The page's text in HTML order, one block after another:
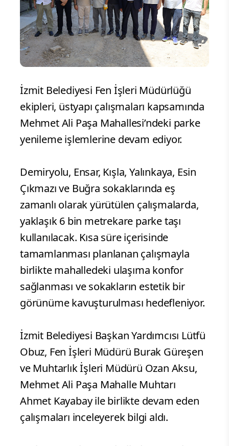
İzmit Belediyesi Fen İşleri Müdürlüğü
ekipleri, üstyapı çalışmaları kapsamında
Mehmet Ali Paşa Mahallesi’ndeki parke
yenileme işlemlerine devam ediyor.
Demiryolu, Ensar, Kışla, Yalınkaya, Esin
Çıkmazı ve Buğra sokaklarında eş
zamanlı olarak yürütülen çalışmalarda,
yaklaşık 6 bin metrekare parke taşı
kullanılacak. Kısa süre içerisinde
tamamlanması planlanan çalışmayla
birlikte mahalledeki ulaşıma konfor
sağlanması ve sokakların estetik bir
görünüme kavuşturulması hedefleniyor.
İzmit Belediyesi Başkan Yardımcısı Lütfü
Obuz, Fen İşleri Müdürü Burak Güreşen
ve Muhtarlık İşleri Müdürü Ozan Aksu,
Mehmet Ali Paşa Mahalle Muhtarı
Ahmet Kayabay ile birlikte devam eden
çalışmaları inceleyerek bilgi aldı.